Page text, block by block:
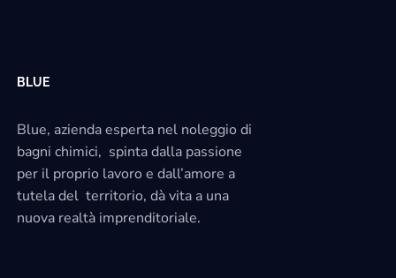
BLUE
Blue, azienda esperta nel noleggio di
bagni chimici, spinta dalla passione
per il proprio lavoro e dall’amore a
tutela del territorio, dà vita a una
nuova realtà imprenditoriale.